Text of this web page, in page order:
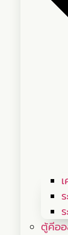
ตู้คีอ